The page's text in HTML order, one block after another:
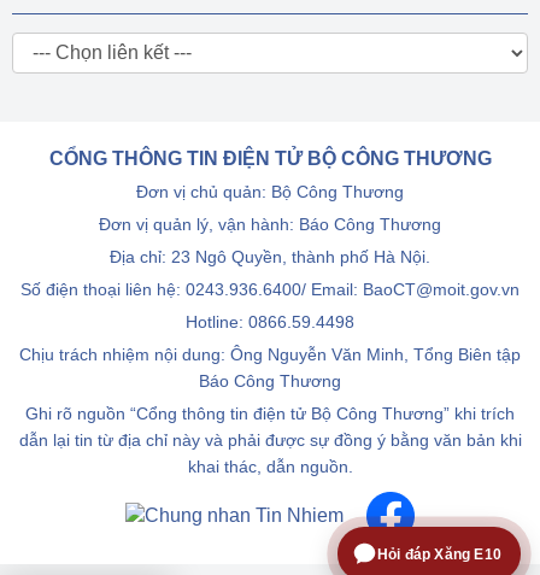
CỔNG THÔNG TIN ĐIỆN TỬ BỘ CÔNG THƯƠNG
Đơn vị chủ quản: Bộ Công Thương
Đơn vị quản lý, vận hành: Báo Công Thương
Địa chỉ: 23 Ngô Quyền, thành phố Hà Nội.
Số điện thoại liên hệ: 0243.936.6400/ Email: BaoCT@moit.gov.vn
Hotline: 0866.59.4498
Chịu trách nhiệm nội dung: Ông Nguyễn Văn Minh, Tổng Biên tập
Báo Công Thương
Ghi rõ nguồn “Cổng thông tin điện tử Bộ Công Thương” khi trích
dẫn lại tin từ địa chỉ này và phải được sự đồng ý bằng văn bản khi
khai thác, dẫn nguồn.
Hỏi đáp Xăng E10